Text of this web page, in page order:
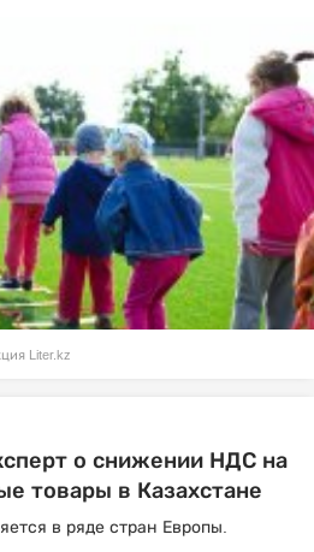
Liter.kz
о снижении НДС на
товары в Казахстане
в ряде стран Европы.